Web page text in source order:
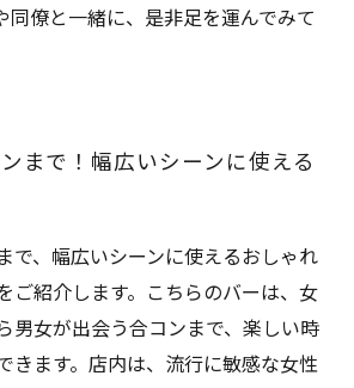
同僚と一緒に、是非足を運んでみて
まで！幅広いシーンに使える
で、幅広いシーンに使えるおしゃれ
ご紹介します。こちらのバーは、女
男女が出会う合コンまで、楽しい時
きます。店内は、流行に敏感な女性